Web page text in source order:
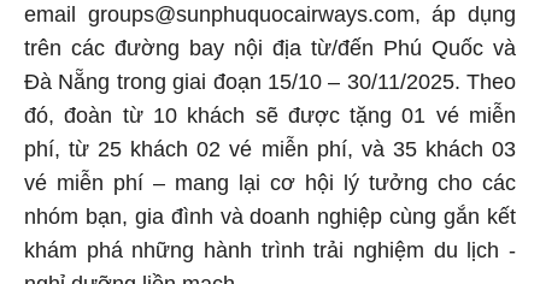
email groups@sunphuquocairways.com, áp dụng
trên các đường bay nội địa từ/đến Phú Quốc và
Đà Nẵng trong giai đoạn 15/10 – 30/11/2025. Theo
đó, đoàn từ 10 khách sẽ được tặng 01 vé miễn
phí, từ 25 khách 02 vé miễn phí, và 35 khách 03
vé miễn phí – mang lại cơ hội lý tưởng cho các
nhóm bạn, gia đình và doanh nghiệp cùng gắn kết
khám phá những hành trình trải nghiệm du lịch -